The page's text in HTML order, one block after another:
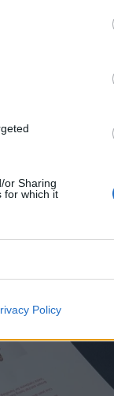
or Sharing
for which it
Policy
να
μας έκανε
και έχοντας
η Emily
, όπως είναι το
φορμάκια
βατραχάκι,
από πόζες που